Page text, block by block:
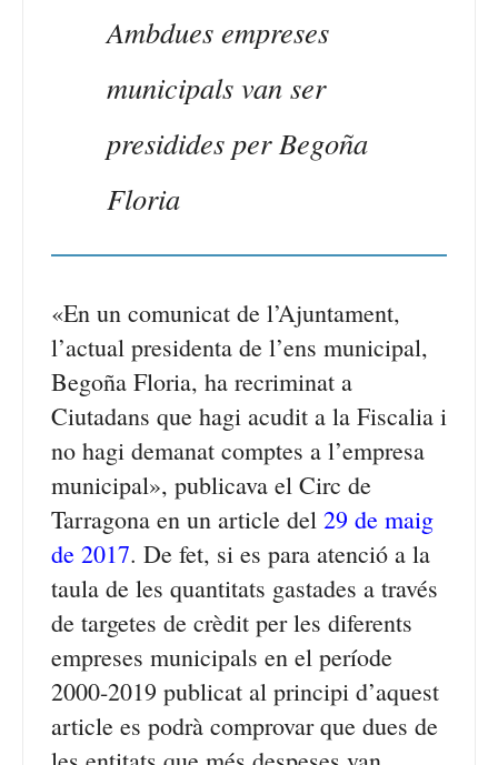
Ambdues empreses
municipals van ser
presidides per Begoña
Floria
«En un comunicat de l’Ajuntament,
l’actual presidenta de l’ens municipal,
Begoña Floria, ha recriminat a
Ciutadans que hagi acudit a la Fiscalia i
no hagi demanat comptes a l’empresa
municipal», publicava el Circ de
Tarragona en un article del 29 de maig
de 2017. De fet, si es para atenció a la
taula de les quantitats gastades a través
de targetes de crèdit per les diferents
empreses municipals en el període
2000-2019 publicat al principi d’aquest
article es podrà comprovar que dues de